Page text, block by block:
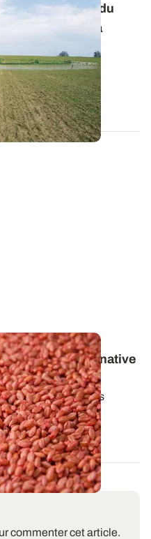
: tenir compte du
le choix de la
en cours de
la qualité germinative
hectare optimal, les
à des...
commenter cet article.